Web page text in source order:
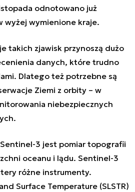
odnotowano już
wyżej wymienione kraje.
takich zjawisk przynoszą dużo
danych, które trudno
Dlatego też potrzebne są
Ziemi z orbity – w
niebezpiecznych
Sentinel-3 jest pomiar topografii
oceanu i lądu. Sentinel-3
różne instrumenty.
Surface Temperature (SLSTR)